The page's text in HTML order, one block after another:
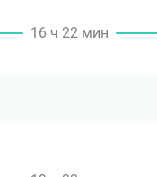
16 ч 22 мин